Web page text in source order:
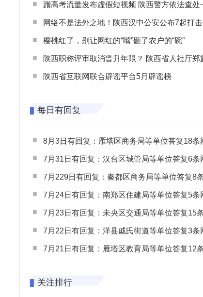
蹭高考流量发布虚假短视频 陕西警方依法查处一起涉高考网络
网络不是法外之地！陕西汉中公安公布7起打击整治网谣网暴典型
樱桃红了，别让网红的“嘴”砸了农户的“碗”
陕西职称评审取消晋升年限？ 陕西省人社厅郑重声明 谨防职称评审不实言
陕西省互联网联合辟谣平台5月辟谣榜
每日有回复
8月3日有回复：雁塔区商务局等单位答复18条网民
7月31日有回复：汉台区城管局等单位答复6条网民
7月229日有回复：秦都区商务局等单位答复8条网民
7月24日有回复：南郑区住建局等单位答复5条网民
7月23日有回复：未央区交通局等单位答复15条网民
7月22日有回复：洋县戚氏街道等单位答复3条网民
7月21日有回复：雁塔区教育局等单位答复12条网民
关注排行